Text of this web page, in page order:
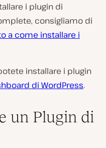
i plugin di
consigliamo di
a come installare i
installare i plugin
di WordPress.
un Plugin di